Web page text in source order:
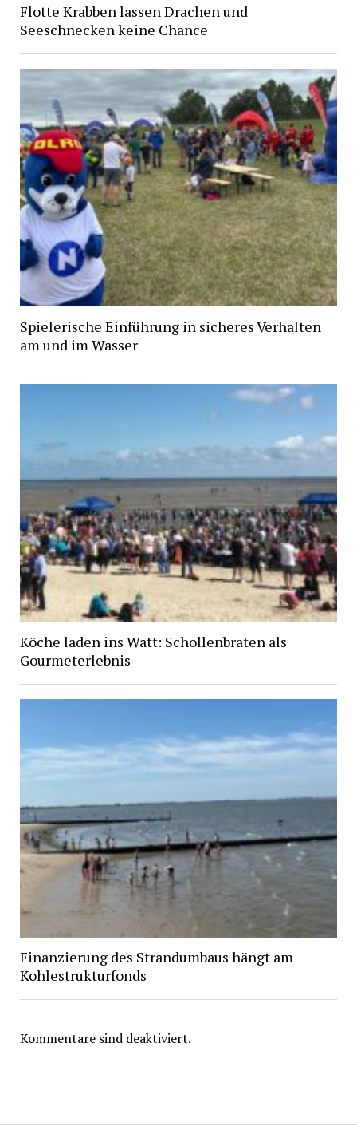
Flotte Krabben lassen Drachen und
Seeschnecken keine Chance
Spielerische Einführung in sicheres Verhalten
am und im Wasser
Köche laden ins Watt: Schollenbraten als
Gourmeterlebnis
Finanzierung des Strandumbaus hängt am
Kohlestrukturfonds
Kommentare sind deaktiviert.